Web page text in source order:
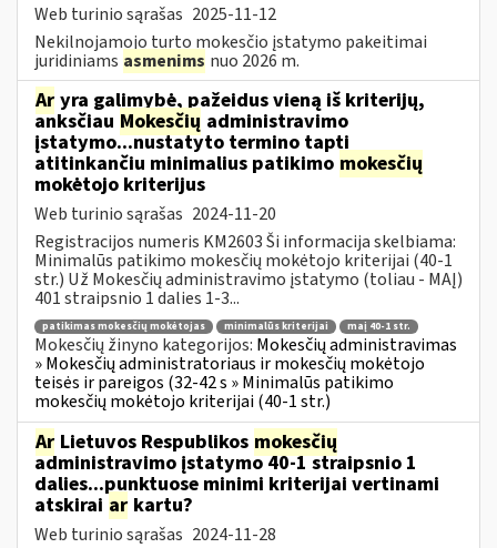
Web turinio sąrašas 2025-11-12
Nekilnojamojo turto mokesčio įstatymo pakeitimai
juridiniams asmenims nuo 2026 m.
Ar yra galimybė, pažeidus vieną iš kriterijų,
anksčiau Mokesčių administravimo
įstatymo...nustatyto termino tapti
atitinkančiu minimalius patikimo mokesčių
mokėtojo kriterijus
Web turinio sąrašas 2024-11-20
Registracijos numeris KM2603 Ši informacija skelbiama:
Minimalūs patikimo mokesčių mokėtojo kriterijai (40-1
str.) Už Mokesčių administravimo įstatymo (toliau - MAĮ)
401 straipsnio 1 dalies 1-3...
patikimas mokesčių mokėtojas minimalūs kriterijai maį 40-1 str.
Mokesčių žinyno kategorijos: Mokesčių administravimas
» Mokesčių administratoriaus ir mokesčių mokėtojo
teisės ir pareigos (32-42 s » Minimalūs patikimo
mokesčių mokėtojo kriterijai (40-1 str.)
Ar Lietuvos Respublikos mokesčių
administravimo įstatymo 40-1 straipsnio 1
dalies...punktuose minimi kriterijai vertinami
atskirai ar kartu?
Web turinio sąrašas 2024-11-28